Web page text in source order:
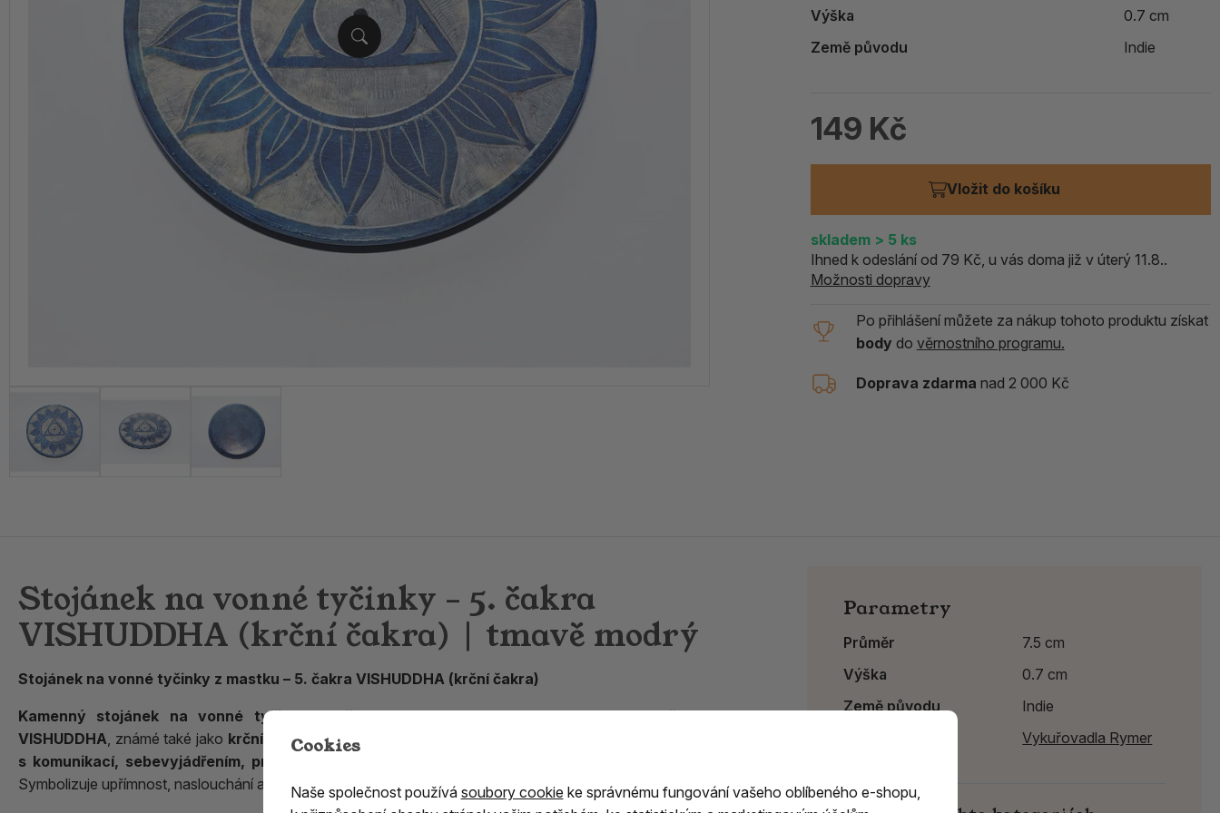
ALOE PRAVÁ (Aloe vera)
Výška
0.7 cm
Země původu
Indie
149 Kč
Vložit do košíku
skladem> 5 ks
Ihned k odeslání od 79 Kč, u vás doma již v úterý 11.8..
Možnosti dopravy
Po přihlášení můžete za nákup tohoto produktu získat
body do věrnostního programu.
Doprava zdarma nad 2 000 Kč
Stojánek na vonné tyčinky – 5. čakra
VISHUDDHA (krční čakra) | tmavě modrý
Stojánek na vonné tyčinky z mastku – 5. čakra VISHUDDHA (krční čakra)
Kamenný stojánek na vonné tyčinky z přírodního mastkuje zdoben symbolem5. čakry
VISHUDDHA, známé také jako krční čakra. Pátá čakra je podle tradičních východních nauk
s komunikací, sebevyjádřením, pravdou a schopností otevřeně sdílet své myšlenky i pocity.
Symbolizuje upřímnost, naslouchání a harmonii mezi tím, co cítíme a co říkáme.
Parametry
Průměr
7.5 cm
Výška
0.7 cm
Země původu
Indie
Vykuřovadla Rymer
Cookies
Naše společnost používá soubory cookie ke správnému fungování vašeho oblíbeného e-shopu,